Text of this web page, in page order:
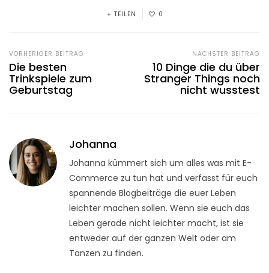
TEILEN 0
VORHERIGER BEITRAG
Die besten
Trinkspiele zum
Geburtstag
NÄCHSTER BEITRAG
10 Dinge die du über
Stranger Things noch
nicht wusstest
Johanna
Johanna kümmert sich um alles was mit E-
Commerce zu tun hat und verfasst für euch
spannende Blogbeiträge die euer Leben
leichter machen sollen. Wenn sie euch das
Leben gerade nicht leichter macht, ist sie
entweder auf der ganzen Welt oder am
Tanzen zu finden.